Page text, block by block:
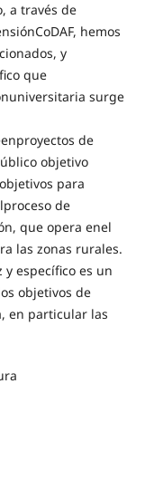
a través de
hemos
y
que
surge
de
objetivo
para
de
que opera enel
las zonas rurales.
y específico es un
objetivos de
en particular las